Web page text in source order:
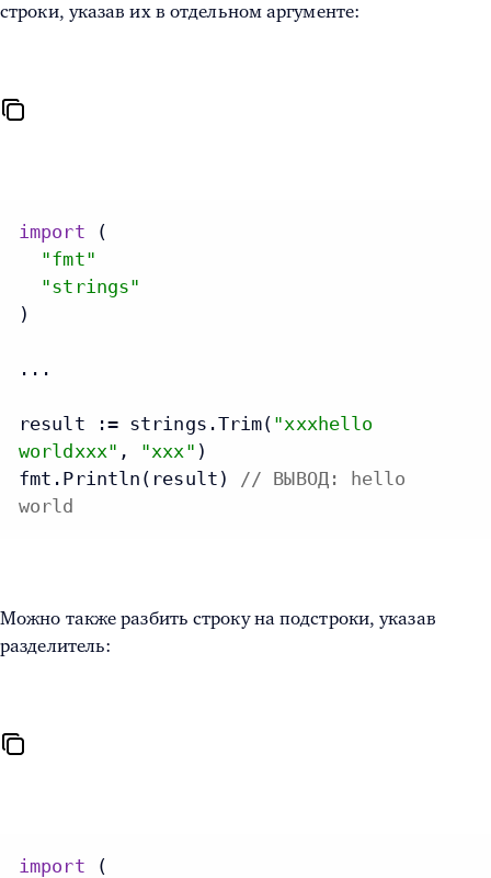
строки, указав их в отдельном аргументе:
import (
"fmt"
"strings"
)
...
result := strings.Trim( "xxxhello
worldxxx" , "xxx" )
fmt.Println(result) // ВЫВОД: hello
world
Можно также разбить строку на подстроки, указав
разделитель:
import (